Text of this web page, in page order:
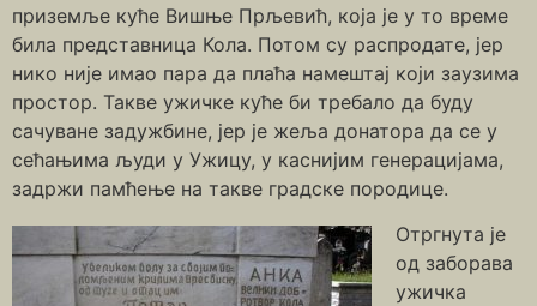
приземље куће Вишње Прљевић, која је у то време
била представница Кола. Потом су распродате, јер
нико није имао пара да плаћа намештај који заузима
простор. Такве ужичке куће би требало да буду
сачуване задужбине, јер је жеља донатора да се у
сећањима људи у Ужицу, у каснијим генерацијама,
задржи памћење на такве градске породице.
Отргнута је
од заборава
ужичка